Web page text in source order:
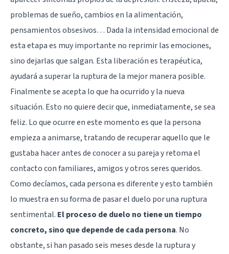
problemas de sueño, cambios en la alimentación,
pensamientos obsesivos… Dada la intensidad emocional de
esta etapa es muy importante no reprimir las emociones,
sino dejarlas que salgan. Esta liberación es terapéutica,
ayudará a superar la ruptura de la mejor manera posible.
Finalmente se acepta lo que ha ocurrido y la nueva
situación. Esto no quiere decir que, inmediatamente, se sea
feliz. Lo que ocurre en este momento es que la persona
empieza a animarse, tratando de recuperar aquello que le
gustaba hacer antes de conocer a su pareja y retoma el
contacto con familiares, amigos y otros seres queridos.
Como decíamos, cada persona es diferente y esto también
lo muestra en su forma de pasar el duelo por una ruptura
sentimental. El proceso de duelo no tiene un tiempo
concreto, sino que depende de cada persona. No
obstante, si han pasado seis meses desde la ruptura y